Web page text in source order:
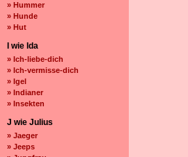
» Hummer
» Hunde
» Hut
I wie Ida
» Ich-liebe-dich
» Ich-vermisse-dich
» Igel
» Indianer
» Insekten
J wie Julius
» Jaeger
» Jeeps